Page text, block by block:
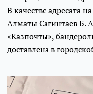
В качестве адресата
Алматы Сагинтаев Б.
«Казпочты»,
доставлена в